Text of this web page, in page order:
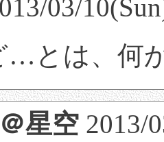
03/
…とは、何
星空 2013/